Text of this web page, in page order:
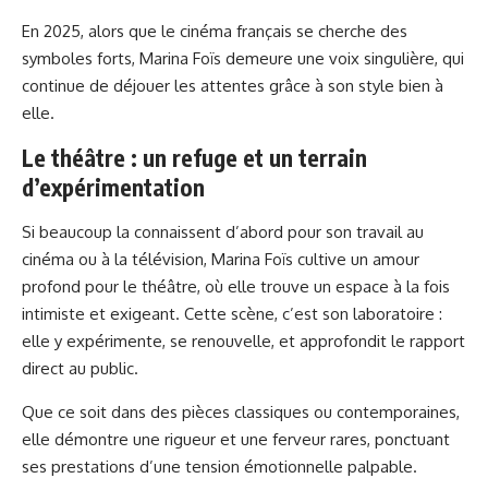
En 2025, alors que le cinéma français se cherche des
symboles forts, Marina Foïs demeure une voix singulière, qui
continue de déjouer les attentes grâce à son style bien à
elle.
Le théâtre : un refuge et un terrain
d’expérimentation
Si beaucoup la connaissent d’abord pour son travail au
cinéma ou à la télévision, Marina Foïs cultive un amour
profond pour le théâtre, où elle trouve un espace à la fois
intimiste et exigeant. Cette scène, c’est son laboratoire :
elle y expérimente, se renouvelle, et approfondit le rapport
direct au public.
Que ce soit dans des pièces classiques ou contemporaines,
elle démontre une rigueur et une ferveur rares, ponctuant
ses prestations d’une tension émotionnelle palpable.